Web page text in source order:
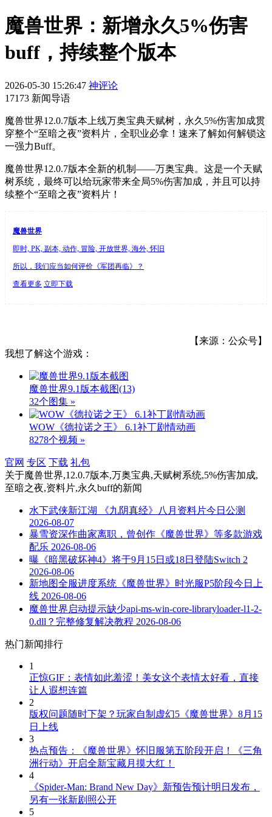
魔兽世界：新增永久5%伤害
buff，持续整个版本
2026-05-30 15:26:47 神评论
17173 新闻导语
魔兽世界12.0.7版本上线万奥宝典天赋树，永久5%伤害加成贯
穿整个“至暗之夜”资料片，全职业必拿！速来了解如何解锁这
一强力Buff。
魔兽世界12.0.7版本全新的机制——万奥宝典。这是一个天赋
树系统，最终可以给玩家带来全局5%伤害加成，并且可以持
续整个“至暗之夜”资料片！
魔兽世界
即时, PK, 副本, 动作, 冒险, 开放世界, 海外, 怀旧
所以，我们应当如何评价《军团再临》？
查看更多 立即下载
【来源：公众号】
我想了解这个游戏：
魔兽世界9.1版本截图(13)
32个图集 »
WOW《德拉诺之王》 6.1补丁剧情动画
8278个视频 »
官网 专区 下载 礼包
关于魔兽世界,12.0.7版本,万奥宝典,天赋树系统,5%伤害加成,
至暗之夜,资料片,永久buff的新闻
水下武侠新江湖 《九阴真经》八月资料片今日公测
2026-08-07
暴雪资深作曲家离职，曾创作《魔兽世界》等多款游戏
配乐 2026-08-06
曝《暗黑破坏神4》将于9月15日或18日登陆Switch 2
2026-08-06
新地图全服进度系统《魔兽世界》时光服P5阶段今日上
线 2026-08-06
魔兽世界启动提示缺少api-ms-win-core-libraryloader-l1-2-
0.dll？完整修复解决教程 2026-08-06
热门新闻排行
1
正惊GIF：表情如此羞涩！美女这个表情太好看，直接
让人遐想连篇
2
版权问题随时下架？玩家自制虚幻5《魔兽世界》8月15
日上线
3
热点预告：《魔兽世界》怀旧服第五阶段开启！《三角
洲行动》开启全新宝藏月摸大红！
4
《Spider-Man: Brand New Day》新预告预计明日发布，
另有一张新剧照公开
5